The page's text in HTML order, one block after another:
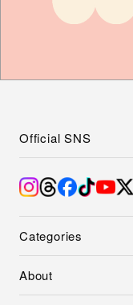
Categories
About
Official SNS